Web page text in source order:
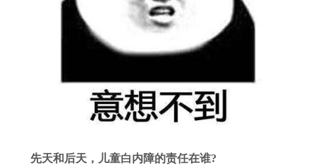
先天和后天，儿童白内障的责任在谁?